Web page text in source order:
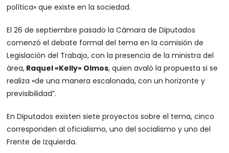
política» que existe en la sociedad.
El 26 de septiembre pasado la Cámara de Diputados
comenzó el debate formal del tema en la comisión de
Legislación del Trabajo, con la presencia de la ministra del
área, Raquel «Kelly» Olmos, quien avaló la propuesta si se
realiza «de una manera escalonada, con un horizonte y
previsibilidad”.
En Diputados existen siete proyectos sobre el tema, cinco
corresponden al oficialismo, uno del socialismo y uno del
Frente de Izquierda.